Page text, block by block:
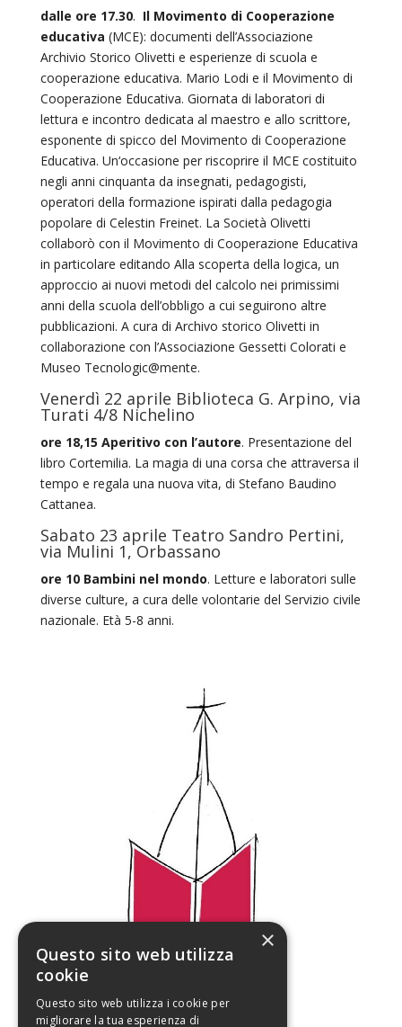
dalle ore 17.30. Il Movimento di Cooperazione
educativa (MCE): documenti dell’Associazione
Archivio Storico Olivetti e esperienze di scuola e
cooperazione educativa. Mario Lodi e il Movimento di
Cooperazione Educativa. Giornata di laboratori di
lettura e incontro dedicata al maestro e allo scrittore,
esponente di spicco del Movimento di Cooperazione
Educativa. Un‘occasione per riscoprire il MCE costituito
negli anni cinquanta da insegnati, pedagogisti,
operatori della formazione ispirati dalla pedagogia
popolare di Celestin Freinet. La Società Olivetti
collaborò con il Movimento di Cooperazione Educativa
in particolare editando Alla scoperta della logica, un
approccio ai nuovi metodi del calcolo nei primissimi
anni della scuola dell’obbligo a cui seguirono altre
pubblicazioni. A cura di Archivo storico Olivetti in
collaborazione con l’Associazione Gessetti Colorati e
Museo Tecnologic@mente.
Venerdì 22 aprile Biblioteca G. Arpino, via
Turati 4/8 Nichelino
ore 18,15 Aperitivo con l’autore. Presentazione del
libro Cortemilia. La magia di una corsa che attraversa il
tempo e regala una nuova vita, di Stefano Baudino
Cattanea.
Sabato 23 aprile Teatro Sandro Pertini,
via Mulini 1, Orbassano
ore 10 Bambini nel mondo. Letture e laboratori sulle
diverse culture, a cura delle volontarie del Servizio civile
nazionale. Età 5-8 anni.
×
Questo sito web utilizza
cookie
Questo sito web utilizza i cookie per
migliorare la tua esperienza di